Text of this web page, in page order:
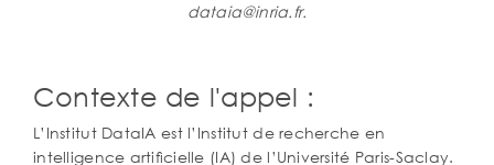
dataia@inria.fr.
Contexte de l'appel :
L’Institut DataIA est l’Institut de recherche en
intelligence artiﬁcielle (IA) de l’Université Paris-Saclay.